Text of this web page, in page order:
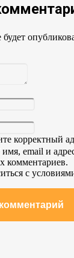
корректный
email и
комментариев.
с